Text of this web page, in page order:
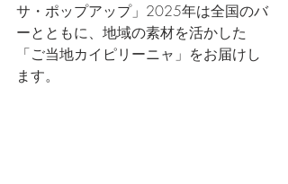
サ・ポップアップ」2025年は全国のバ
ーとともに、地域の素材を活かした
「ご当地カイピリーニャ」をお届けし
ます。